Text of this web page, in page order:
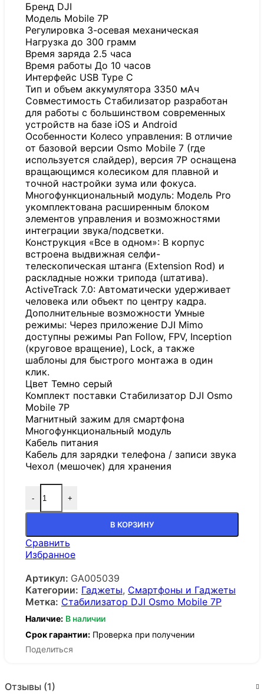
Бренд DJI
Модель Mobile 7P
Регулировка 3-осевая механическая
Нагрузка до 300 грамм
Время заряда 2.5 часа
Время работы До 10 часов
Интерфейс USB Type C
Тип и объем аккумулятора 3350 мАч
Совместимость Стабилизатор разработан
для работы с большинством современных
устройств на базе iOS и Android
Особенности Колесо управления: В отличие
от базовой версии Osmo Mobile 7 (где
используется слайдер), версия 7P оснащена
вращающимся колесиком для плавной и
точной настройки зума или фокуса.
Многофункциональный модуль: Модель Pro
укомплектована расширенным блоком
элементов управления и возможностями
интеграции звука/подсветки.
Конструкция «Все в одном»: В корпус
встроена выдвижная селфи-
телескопическая штанга (Extension Rod) и
раскладные ножки трипода (штатива).
ActiveTrack 7.0: Автоматически удерживает
человека или объект по центру кадра.
Дополнительные возможности Умные
режимы: Через приложение DJI Mimo
доступны режимы Pan Follow, FPV, Inception
(круговое вращение), Lock, а также
шаблоны для быстрого монтажа в один
клик.
Цвет Темно серый
Комплект поставки Стабилизатор DJI Osmo
Mobile 7P
Магнитный зажим для смартфона
Многофункциональный модуль
Кабель питания
Кабель для зарядки телефона / записи звука
Чехол (мешочек) для хранения
- +
В КОРЗИНУ
Сравнить
Избранное
Артикул: GA005039
Категории: Гаджеты, Смартфоны и Гаджеты
Метка: Стабилизатор DJI Osmo Mobile 7P
Наличие: В наличии
Срок гарантии: Проверка при получении
Поделиться
Отзывы (1)